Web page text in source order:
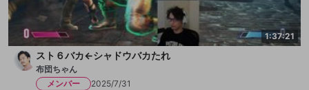
1:37:21
スト６バカ←シャドウバカたれ
布団ちゃん
メンバー
2025/7/31